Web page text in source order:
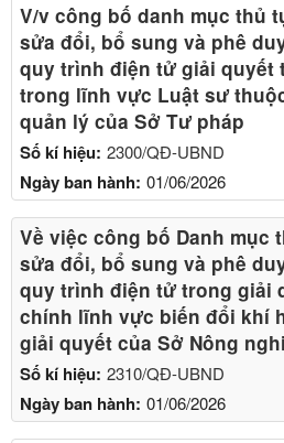
Số kí hiệu: 2300/QĐ-UBND
Ngày ban hành: 01/06/2026
V/v công bố danh mục thủ
sửa đổi, bổ sung và phê
quy trình điện tử giải quyết
trong lĩnh vực Luật sư
quản lý của Sở Tư pháp
Số kí hiệu: 2310/QĐ-UBND
Ngày ban hành: 01/06/2026
Về việc công bố Danh mục
sửa đổi, bổ sung và phê
quy trình điện tử trong giải
chính lĩnh vực biến đổi khí
giải quyết của Sở Nông